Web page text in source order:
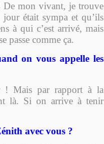
De mon vivant, je trouve
était sympa et qu’ils
à qui c’est arrivé, mais
passe comme ça.
on vous appelle les
! Mais par rapport à la
là. Si on arrive à tenir
avec vous ?